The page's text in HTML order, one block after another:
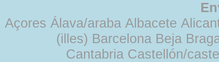
Açores Álava/araba Albacete
(illes) Barcelona Beja
Cantabria Castellón/